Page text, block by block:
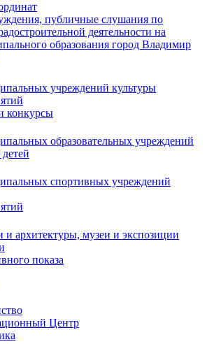
публичные слушания по
деятельности на
образования город Владимир
учреждений культуры
конкурсы
образовательных учреждений
спортивных учреждений
архитектуры, музеи и экспозиции
показа
Центр